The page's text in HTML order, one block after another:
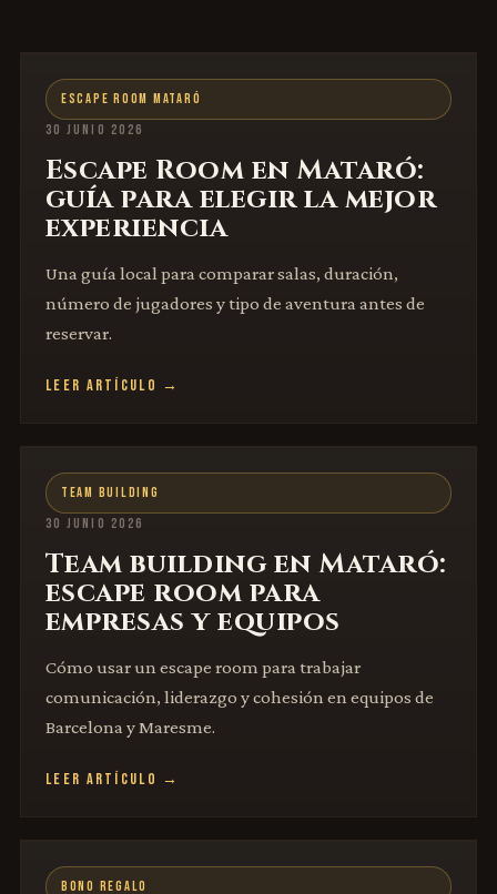
ESCAPE ROOM MATARÓ
30 JUNIO 2026
Escape Room en Mataró:
guía para elegir la mejor
experiencia
Una guía local para comparar salas, duración,
número de jugadores y tipo de aventura antes de
reservar.
LEER ARTÍCULO →
TEAM BUILDING
30 JUNIO 2026
Team building en Mataró:
escape room para
empresas y equipos
Cómo usar un escape room para trabajar
comunicación, liderazgo y cohesión en equipos de
Barcelona y Maresme.
LEER ARTÍCULO →
BONO REGALO